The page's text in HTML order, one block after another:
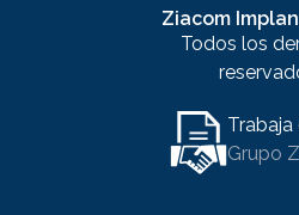
Ziacom
Todos los
Trabaja
Grupo